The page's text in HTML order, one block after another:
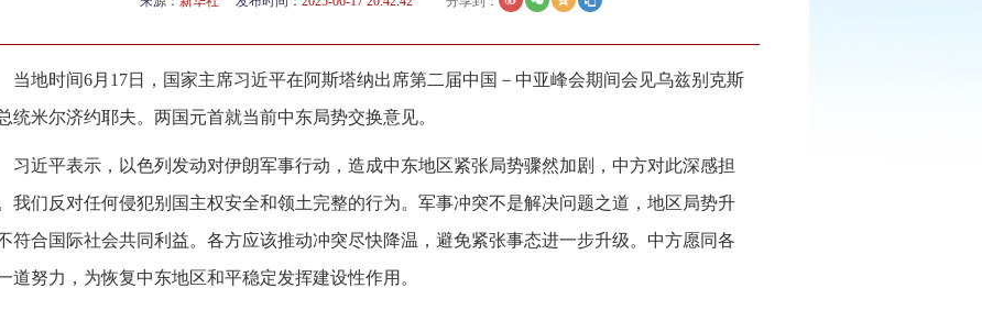
当地时间6月17日，国家主席习近平在阿斯塔纳出席第二届中国－中亚峰会期间会见乌兹别克斯
统米尔济约耶夫。两国元首就当前中东局势交换意见。
习近平表示，以色列发动对伊朗军事行动，造成中东地区紧张局势骤然加剧，中方对此深感担
我们反对任何侵犯别国主权安全和领土完整的行为。军事冲突不是解决问题之道，地区局势升
符合国际社会共同利益。各方应该推动冲突尽快降温，避免紧张事态进一步升级。中方愿同各
道努力，为恢复中东地区和平稳定发挥建设性作用。